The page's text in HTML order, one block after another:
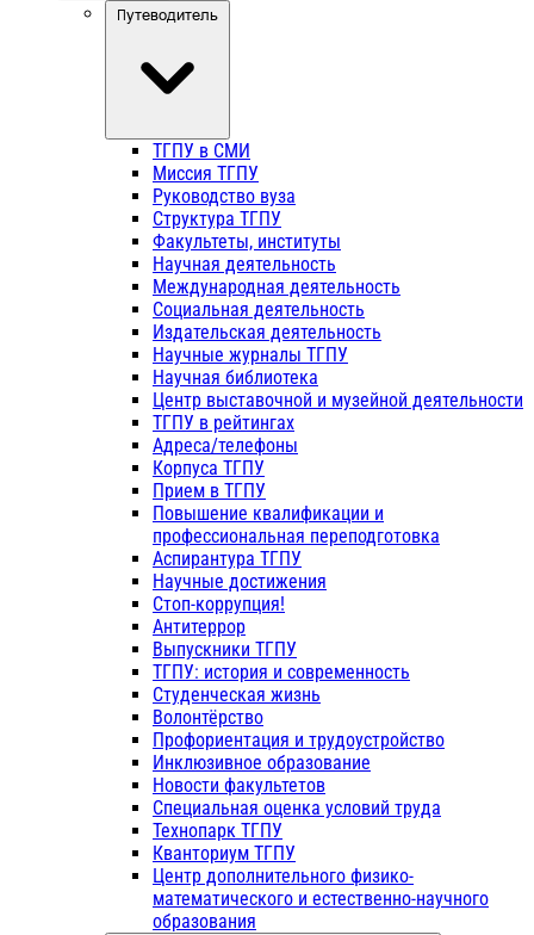
Путеводитель
ТГПУ в СМИ
Миссия ТГПУ
Руководство вуза
Структура ТГПУ
Факультеты, институты
Научная деятельность
Международная деятельность
Социальная деятельность
Издательская деятельность
Научные журналы ТГПУ
Научная библиотека
Центр выставочной и музейной деятельности
ТГПУ в рейтингах
Адреса/телефоны
Корпуса ТГПУ
Прием в ТГПУ
Повышение квалификации и
профессиональная переподготовка
Аспирантура ТГПУ
Научные достижения
Стоп-коррупция!
Антитеррор
Выпускники ТГПУ
ТГПУ: история и современность
Студенческая жизнь
Волонтёрство
Профориентация и трудоустройство
Инклюзивное образование
Новости факультетов
Специальная оценка условий труда
Технопарк ТГПУ
Кванториум ТГПУ
Центр дополнительного физико-
математического и естественно-научного
образования